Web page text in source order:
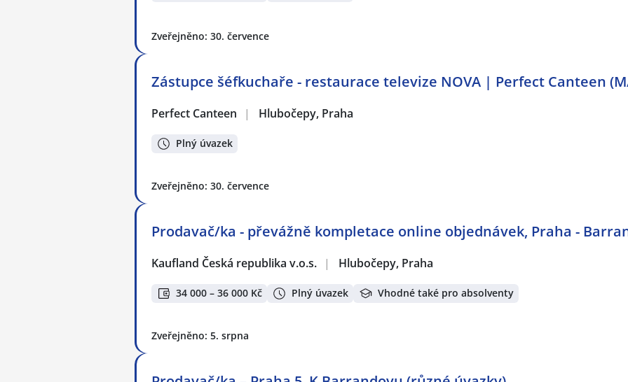
Zveřejněno: 30. července
Zástupce šéfkuchaře - restaurace televize NOVA | Perfect Canteen
Perfect Canteen | Hlubočepy, Praha
Plný úvazek
Zveřejněno: 30. července
Prodavač/ka - převážně kompletace online objednávek, Praha -
Kaufland Česká republika v.o.s. | Hlubočepy, Praha
34 000 – 36 000 Kč Plný úvazek Vhodné také pro absolventy
Zveřejněno: 5. srpna